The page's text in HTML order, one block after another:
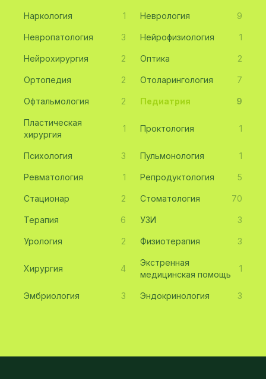
Наркология 1 Неврология 9
Невропатология 3 Нейрофизиология 1
Нейрохирургия 2 Оптика 2
Ортопедия 2 Отоларингология 7
Офтальмология 2 Педиатрия 9
Пластическая
хирургия
1 Проктология 1
Психология 3 Пульмонология 1
Ревматология 1 Репродуктология 5
Стационар 2 Стоматология 70
Терапия 6 УЗИ 3
Урология 2 Физиотерапия 3
Хирургия 4
Экстренная
медицинская помощь
1
Эмбриология 3 Эндокринология 3